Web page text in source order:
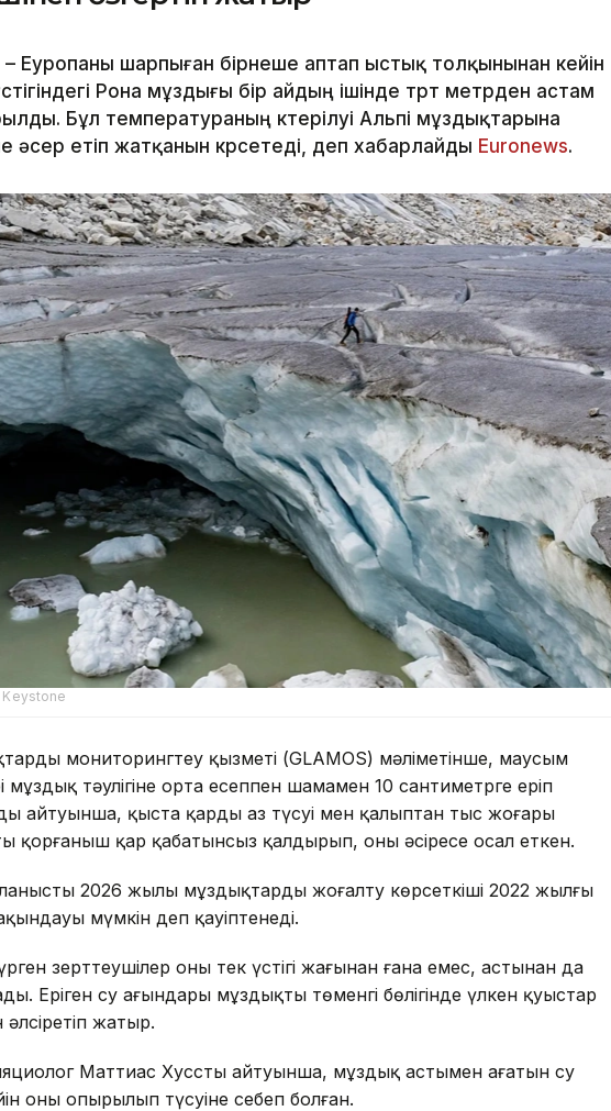
– Еуропаны шарпыған бірнеше аптап ыстық толқынынан кейін
Рона мұздығы бір айдың ішінде төрт метрден астам
Бұл температураның көтерілуі Альпі мұздықтарына
әсер етіп жатқанын көрсетеді, деп хабарлайды Еuronews.
мониторингтеу қызметі (GLAMOS) мәліметінше, маусым
мұздық тәулігіне орта есеппен шамамен 10 сантиметрге еріп
айтуынша, қыста қардың аз түсуі мен қалыптан тыс жоғары
қорғаныш қар қабатынсыз қалдырып, оны әсіресе осал еткен.
2026 жылы мұздықтардың жоғалту көрсеткіші 2022 жылғы
мүмкін деп қауіптенеді.
зерттеушілер оның тек үстіңгі жағынан ғана емес, астынан да
Еріген су ағындары мұздықтың төменгі бөлігінде үлкен қуыстар
жатыр.
Маттиас Хусстың айтуынша, мұздық астымен ағатын су
оның опырылып түсуіне себеп болған.